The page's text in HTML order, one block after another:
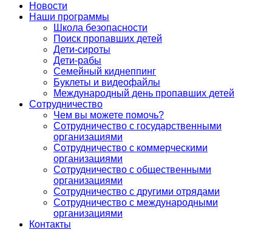
Новости
Наши программы
Школа безопасности
Поиск пропавших детей
Дети-сироты
Дети-рабы
Семейный киднеппинг
Буклеты и видеофайлы
Международный день пропавших детей
Сотрудничество
Чем вы можете помочь?
Сотрудничество с государственными
организациями
Сотрудничество с коммерческими
организациями
Сотрудничество с общественными
организациями
Сотрудничество с другими отрядами
Сотрудничество с международными
организациями
Контакты